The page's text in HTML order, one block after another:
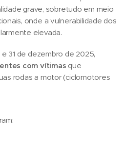
grave, sobretudo em meio
onde a vulnerabilidade dos
elevada.
31 de dezembro de 2025,
com vítimas que
rodas a motor (ciclomotores